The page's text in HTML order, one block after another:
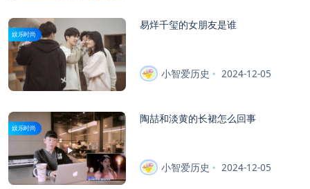
娱乐时尚
易烊千玺的女朋友是谁
小智爱历史 2024-12-05
娱乐时尚
陶喆和淡黄的长裙怎么回事
小智爱历史 2024-12-05